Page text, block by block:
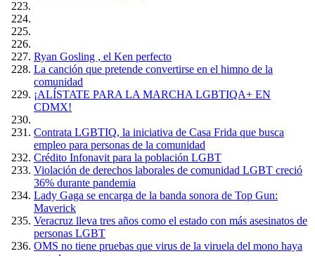
Ryan Gosling , el Ken perfecto
La canción que pretende convertirse en el himno de la
comunidad
¡ALÍSTATE PARA LA MARCHA LGBTIQA+ EN
CDMX!
Contrata LGBTIQ, la iniciativa de Casa Frida que busca
empleo para personas de la comunidad
Crédito Infonavit para la población LGBT
Violación de derechos laborales de comunidad LGBT creció
36% durante pandemia
Lady Gaga se encarga de la banda sonora de Top Gun:
Maverick
Veracruz lleva tres años como el estado con más asesinatos de
personas LGBT
OMS no tiene pruebas que virus de la viruela del mono haya